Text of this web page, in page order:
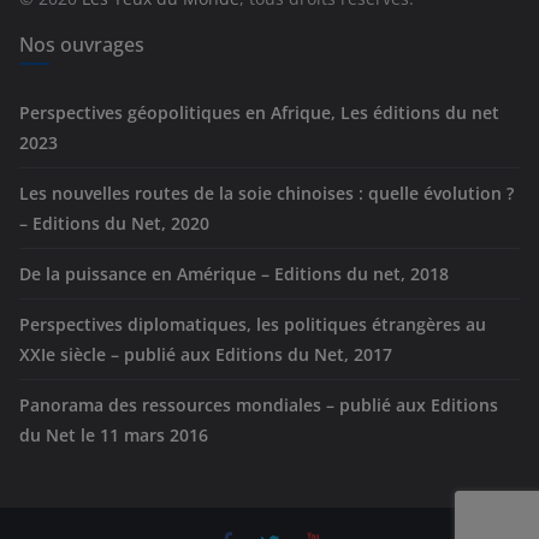
e
s
Nos ouvrages
Perspectives géopolitiques en Afrique, Les éditions du net
2023
Les nouvelles routes de la soie chinoises : quelle évolution ?
– Editions du Net, 2020
De la puissance en Amérique – Editions du net, 2018
Perspectives diplomatiques, les politiques étrangères au
XXIe siècle – publié aux Editions du Net, 2017
Panorama des ressources mondiales – publié aux Editions
du Net le 11 mars 2016